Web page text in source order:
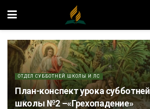
ОТДЕЛ СУББОТНЕЙ ШКОЛЫ И ЛС
План-конспект урока субботней
школы №2 –«Грехопадение»